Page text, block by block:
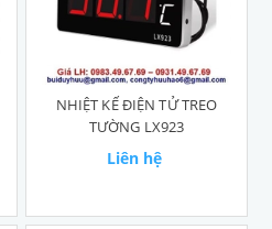
NHIỆT KẾ ĐIỆN TỬ TREO
TƯỜNG LX923
Liên hệ